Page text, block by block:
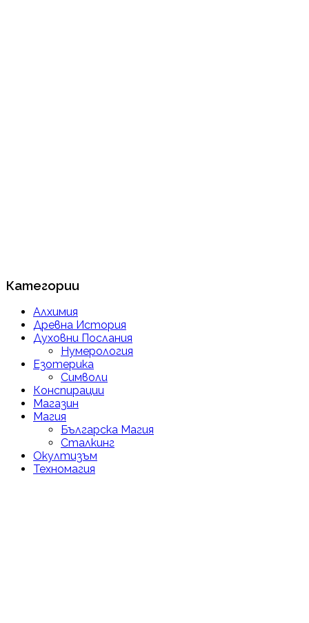
Категории
Алхимия
Древна История
Духовни Послания
Нумерология
Езотерика
Символи
Конспирации
Магазин
Магия
Българска Магия
Сталкинг
Окултизъм
Техномагия